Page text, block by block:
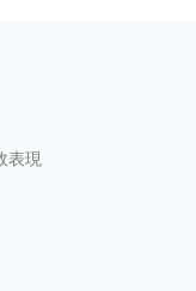
表現